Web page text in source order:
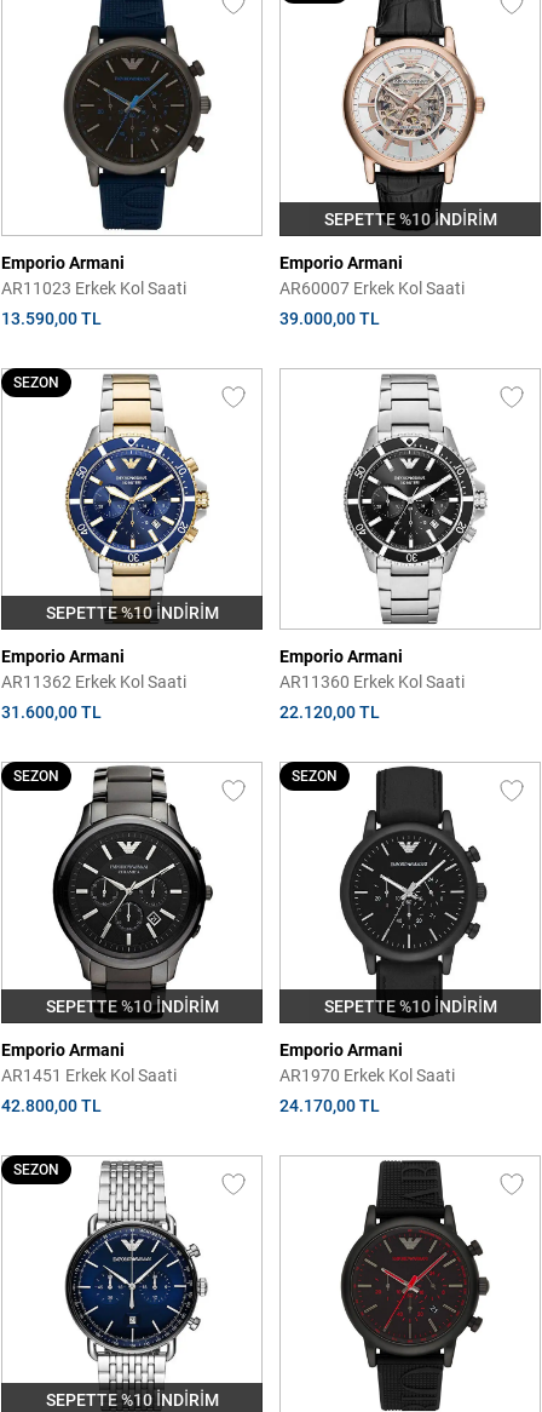
Emporio Armani
AR11023 Erkek Kol Saati
13.590,00 TL
SEPETTE %10 İNDİRİM
Emporio Armani
AR60007 Erkek Kol Saati
39.000,00 TL
SEPETTE %10 İNDİRİM
SEZON
Emporio Armani
AR11362 Erkek Kol Saati
31.600,00 TL
Emporio Armani
AR11360 Erkek Kol Saati
22.120,00 TL
SEPETTE %10 İNDİRİM
SEZON
Emporio Armani
AR1451 Erkek Kol Saati
42.800,00 TL
SEPETTE %10 İNDİRİM
SEZON
Emporio Armani
AR1970 Erkek Kol Saati
24.170,00 TL
SEPETTE %10 İNDİRİM
SEZON